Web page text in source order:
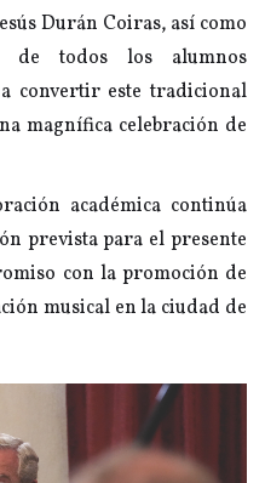
Durán Coiras, así como
de todos los alumnos
convertir este tradicional
magnífica celebración de
académica continúa
prevista para el presente
con la promoción de
musical en la ciudad de